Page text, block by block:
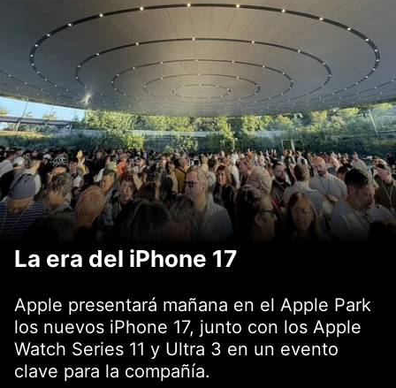
La era del iPhone 17
Apple presentará mañana en el Apple Park
los nuevos iPhone 17, junto con los Apple
Watch Series 11 y Ultra 3 en un evento
clave para la compañía.